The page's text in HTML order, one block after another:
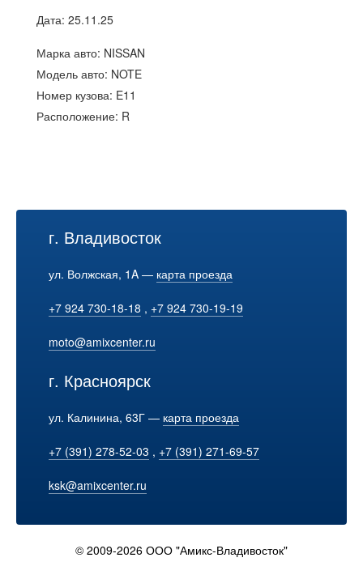
Дата: 25.11.25
Марка авто: NISSAN
Модель авто: NOTE
Номер кузова: E11
Расположение: R
г. Владивосток
ул. Волжская, 1A — карта проезда
+7 924 730-18-18 , +7 924 730-19-19
moto@amixcenter.ru
г. Красноярск
ул. Калинина, 63Г — карта проезда
+7 (391) 278-52-03 , +7 (391) 271-69-57
ksk@amixcenter.ru
© 2009-2026 ООО "Амикс-Владивосток"